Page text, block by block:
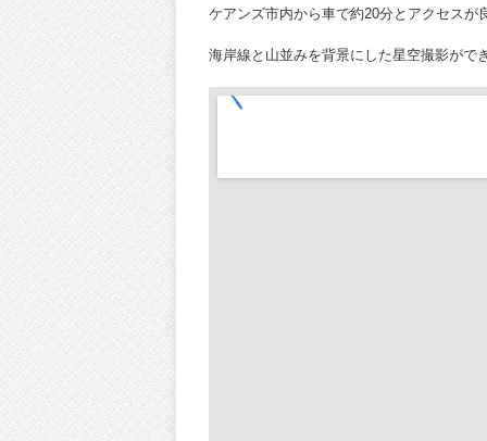
ケアンズ市内から車で約20分とアクセス
海岸線と山並みを背景にした星空撮影がで